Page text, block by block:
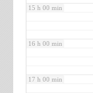
15 h 00 min
16 h 00 min
17 h 00 min